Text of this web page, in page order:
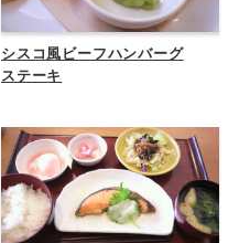
シスコ風ビーフハンバーグ
ステーキ